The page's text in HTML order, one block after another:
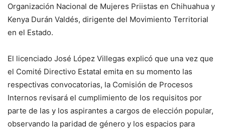
Organización Nacional de Mujeres Priistas en Chihuahua y
Kenya Durán Valdés, dirigente del Movimiento Territorial
en el Estado.
El licenciado José López Villegas explicó que una vez que
el Comité Directivo Estatal emita en su momento las
respectivas convocatorias, la Comisión de Procesos
Internos revisará el cumplimiento de los requisitos por
parte de las y los aspirantes a cargos de elección popular,
observando la paridad de género y los espacios para